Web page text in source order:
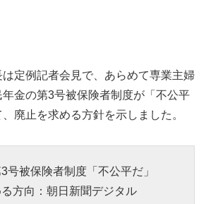
定例記者会見で、あらめて専業主婦
金の第3号被保険者制度が「不公平
廃止を求める方針を示しました。
号被保険者制度「不公平だ」
方向：朝日新聞デジタル